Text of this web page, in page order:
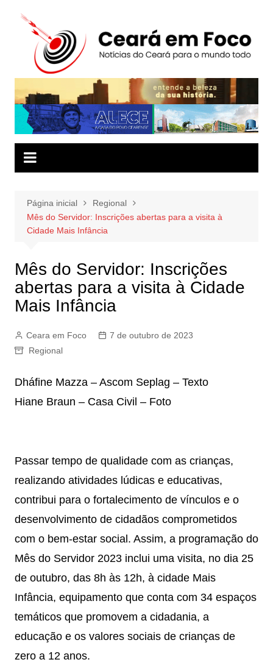
conteúdo
Página inicial
Regional
Mês do Servidor: Inscrições abertas para a visita à
Cidade Mais Infância
Mês do Servidor: Inscrições
abertas para a visita à Cidade
Mais Infância
Ceara em Foco
7 de outubro de 2023
Regional
Dháfine Mazza – Ascom Seplag – Texto
Hiane Braun – Casa Civil – Foto
Passar tempo de qualidade com as crianças,
realizando atividades lúdicas e educativas,
contribui para o fortalecimento de vínculos e o
desenvolvimento de cidadãos comprometidos
com o bem-estar social. Assim, a programação do
Mês do Servidor 2023 inclui uma visita, no dia 25
de outubro, das 8h às 12h, à cidade Mais
Infância, equipamento que conta com 34 espaços
temáticos que promovem a cidadania, a
educação e os valores sociais de crianças de
zero a 12 anos.